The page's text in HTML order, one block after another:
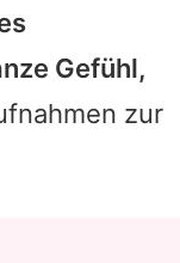
Gefühl,
zur